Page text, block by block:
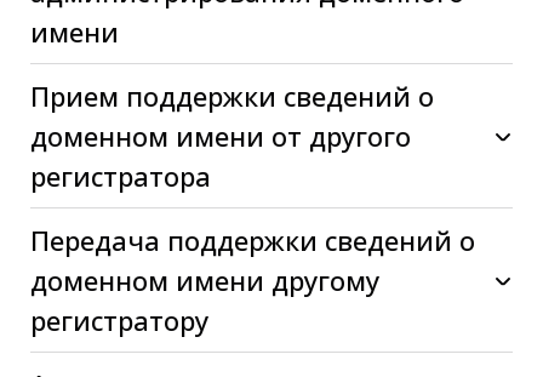
имени
Прием поддержки сведений о
доменном имени от другого
регистратора
Передача поддержки сведений о
доменном имени другому
регистратору